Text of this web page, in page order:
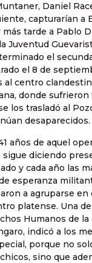
Daniel
capturarían a
tarde a Pablo
Juventud
el
el 8 de
al centro
donde
los trasladó al
desaparecidos.
años de aquel
sigue diciendo
y cada año las
esperanza
a agruparse en
platense. Una
Humanos de la
indicó a los
porque no
sino que